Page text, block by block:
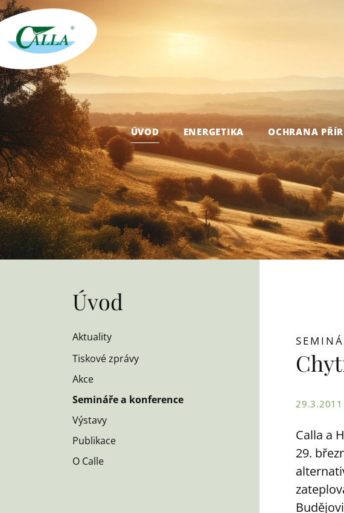
ÚVOD ENERGETIKA OCHRANA
Úvod
Aktuality
Tiskové zprávy
Akce
Semináře a konference
Výstavy
Publikace
O Calle
29.3.2011
Calla a
29.